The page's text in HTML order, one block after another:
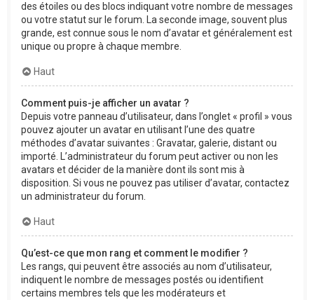
des étoiles ou des blocs indiquant votre nombre de messages
ou votre statut sur le forum. La seconde image, souvent plus
grande, est connue sous le nom d’avatar et généralement est
unique ou propre à chaque membre.
Haut
Comment puis-je afficher un avatar ?
Depuis votre panneau d’utilisateur, dans l’onglet « profil » vous
pouvez ajouter un avatar en utilisant l’une des quatre
méthodes d’avatar suivantes : Gravatar, galerie, distant ou
importé. L’administrateur du forum peut activer ou non les
avatars et décider de la manière dont ils sont mis à
disposition. Si vous ne pouvez pas utiliser d’avatar, contactez
un administrateur du forum.
Haut
Qu’est-ce que mon rang et comment le modifier ?
Les rangs, qui peuvent être associés au nom d’utilisateur,
indiquent le nombre de messages postés ou identifient
certains membres tels que les modérateurs et